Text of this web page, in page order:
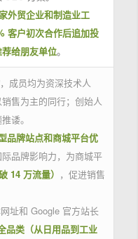
外贸企业和制造业工
客户初次合作后追加投
给朋友单位。
成员均为资深技术人
售为主的同行；创始人
诿。
品牌站点和商城平台优
品牌影响力，为商城平
14 万流量） ，促进销售
址和 Google 官方站长
品类（从日用品到工业